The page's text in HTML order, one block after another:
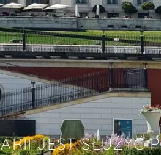
JEST SŁUŻYĆ